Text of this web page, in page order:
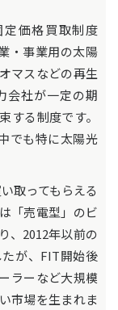
価格買取制度
・事業用の太陽
マスなどの再生
会社が一定の期
する制度です。
でも特に太陽光
取ってもらえる
「売電型」のビ
、2012年以前の
が、FIT開始後
ラーなど大規模
市場を生まれま